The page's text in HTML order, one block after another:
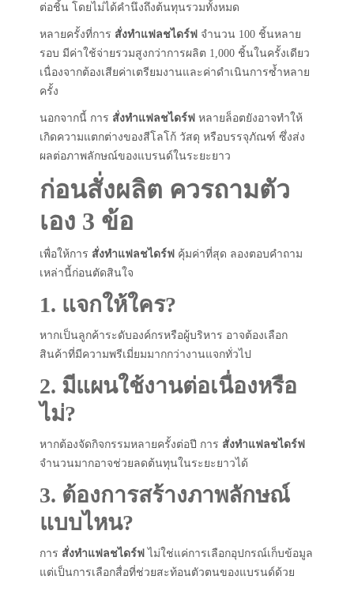
ต่อชิ้น โดยไม่ได้คำนึงถึงต้นทุนรวมทั้งหมด
หลายครั้งที่การ สั่งทำแฟลชไดร์ฟ จำนวน 100 ชิ้นหลาย
รอบ มีค่าใช้จ่ายรวมสูงกว่าการผลิต 1,000 ชิ้นในครั้งเดียว
เนื่องจากต้องเสียค่าเตรียมงานและค่าดำเนินการซ้ำหลาย
ครั้ง
นอกจากนี้ การ สั่งทำแฟลชไดร์ฟ หลายล็อตยังอาจทำให้
เกิดความแตกต่างของสีโลโก้ วัสดุ หรือบรรจุภัณฑ์ ซึ่งส่ง
ผลต่อภาพลักษณ์ของแบรนด์ในระยะยาว
ก่อนสั่งผลิต ควรถามตัว
เอง 3 ข้อ
เพื่อให้การ สั่งทำแฟลชไดร์ฟ คุ้มค่าที่สุด ลองตอบคำถาม
เหล่านี้ก่อนตัดสินใจ
1. แจกให้ใคร?
หากเป็นลูกค้าระดับองค์กรหรือผู้บริหาร อาจต้องเลือก
สินค้าที่มีความพรีเมี่ยมมากกว่างานแจกทั่วไป
2. มีแผนใช้งานต่อเนื่องหรือ
ไม่?
หากต้องจัดกิจกรรมหลายครั้งต่อปี การ สั่งทำแฟลชไดร์ฟ
จำนวนมากอาจช่วยลดต้นทุนในระยะยาวได้
3. ต้องการสร้างภาพลักษณ์
แบบไหน?
การ สั่งทำแฟลชไดร์ฟ ไม่ใช่แค่การเลือกอุปกรณ์เก็บข้อมูล
แต่เป็นการเลือกสื่อที่ช่วยสะท้อนตัวตนของแบรนด์ด้วย